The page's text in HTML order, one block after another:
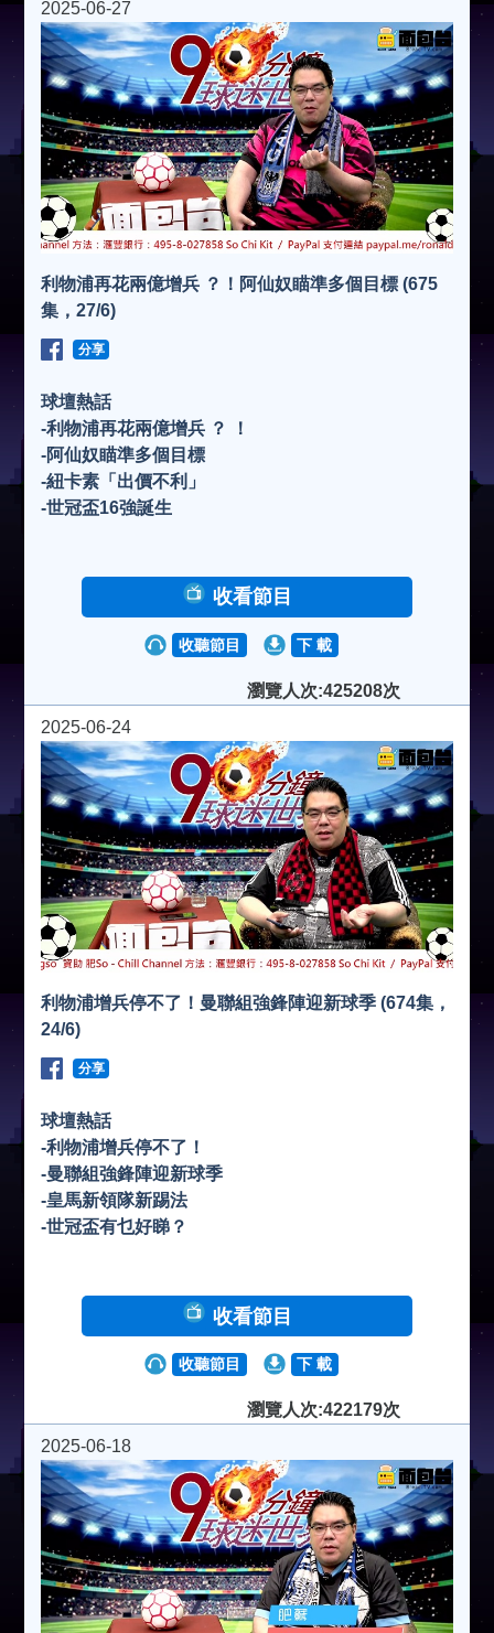
2025-06-27
利物浦再花兩億增兵 ？！阿仙奴瞄準多個目標 (675
集，27/6)
分享
球壇熱話
-利物浦再花兩億增兵 ？ ！
-阿仙奴瞄準多個目標
-紐卡素「出價不利」
-世冠盃16強誕生
收看節目
收聽節目 下 載
瀏覽人次:425208次
2025-06-24
利物浦增兵停不了！曼聯組強鋒陣迎新球季 (674集，
24/6)
分享
球壇熱話
-利物浦增兵停不了！
-曼聯組強鋒陣迎新球季
-皇馬新領隊新踢法
-世冠盃有乜好睇？
收看節目
收聽節目 下 載
瀏覽人次:422179次
2025-06-18